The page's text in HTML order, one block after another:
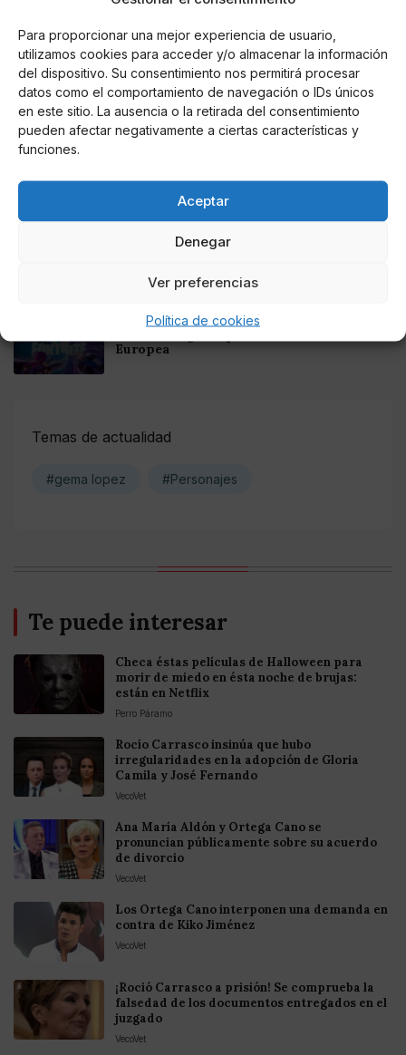
Para proporcionar una mejor experiencia de usuario,
utilizamos cookies para acceder y/o almacenar la información
del dispositivo. Su consentimiento nos permitirá procesar
datos como el comportamiento de navegación o IDs únicos
en este sitio. La ausencia o la retirada del consentimiento
pueden afectar negativamente a ciertas características y
funciones.
Aceptar
Denegar
Ver preferencias
Política de cookies
Noticias relacionadas
Online Casino
Mejores Cripto Casinos Online en
Colombia 2025: Bitcoin Casinos
Criptomonedas en Argentina 2025
Online Casino
Mejores casinos online con
Entretenimiento
Europea
Temas de actualidad
#gema lopez #Personajes
Te puede interesar
Checa éstas películas de Halloween para
morir de miedo en ésta noche de brujas:
están en Netflix
Perro Páramo
Rocío Carrasco insinúa que hubo
irregularidades en la adopción de Gloria
Camila y José Fernando
VecoVet
Ana María Aldón y Ortega Cano se
pronuncian públicamente sobre su acuerdo
de divorcio
VecoVet
Los Ortega Cano interponen una demanda en
contra de Kiko Jiménez
VecoVet
¡Roció Carrasco a prisión! Se comprueba la
falsedad de los documentos entregados en el
juzgado
VecoVet